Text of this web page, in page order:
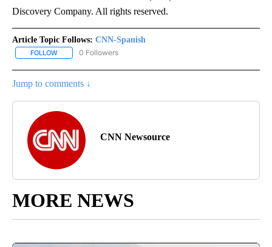
Discovery Company. All rights reserved.
Article Topic Follows: CNN-Spanish
FOLLOW FOLLOW "CNN-SPANISH" TO RECEIVE NOTIFICATIONS ABOUT
0 Followers
Jump to comments ↓
CNN Newsource
MORE NEWS